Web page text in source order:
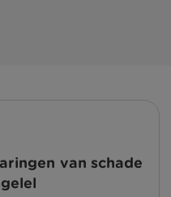
van schade